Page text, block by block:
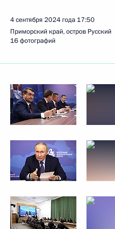
4 сентября 2024 года 17:50
Приморский край, остров Русский
16 фотографий